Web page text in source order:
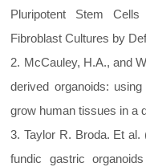
Pluripotent Stem
Fibroblast Cultures by
2. McCauley, H.A., and
derived organoids:
grow human tissues in a
3. Taylor R. Broda. Et al.
fundic gastric